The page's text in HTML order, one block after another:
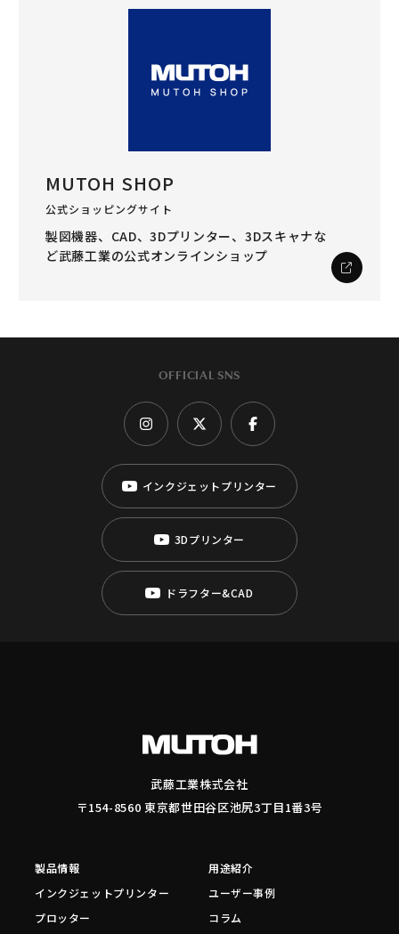
MUTOH SHOP
公式ショッピングサイト
製図機器、CAD、3Dプリンター、3Dスキャナな
ど武藤工業の公式オンラインショップ
OFFICIAL SNS
インクジェットプリンター
3Dプリンター
ドラフター&CAD
武藤工業株式会社
〒154-8560 東京都世田谷区池尻3丁目1番3号
製品情報
インクジェットプリンター
プロッター
用途紹介
ユーザー事例
コラム